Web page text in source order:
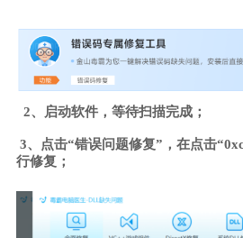
2、启动软件，等待扫描完成；
3、点击“错误问题修复”，在点击
行修复；